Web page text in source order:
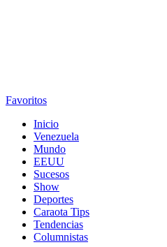
Favoritos
Inicio
Venezuela
Mundo
EEUU
Sucesos
Show
Deportes
Caraota Tips
Tendencias
Columnistas